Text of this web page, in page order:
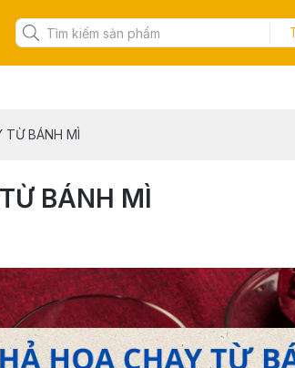
TỪ BÁNH MÌ
BÁNH MÌ